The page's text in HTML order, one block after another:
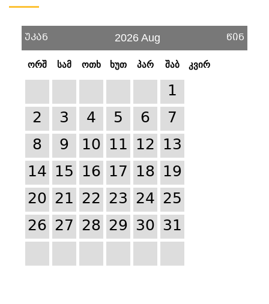
უკან 2026 Aug წინ
ორშ სამ ოთხ ხუთ პარ შაბ კვირ
1
2
3 4 5 6
7
8
9 10 11 12 13
14 15 16 17 18 19
20 21 22 23 24 25
26 27 28 29 30 31